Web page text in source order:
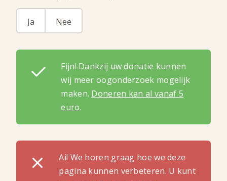
Ja Nee
Fijn! Dankzij uw donatie kunnen
wij meer oogonderzoek mogelijk
maken. Doneren kan al vanaf 5
euro.
Ai! We horen graag hoe we deze
pagina kunnen verbeteren. U kunt